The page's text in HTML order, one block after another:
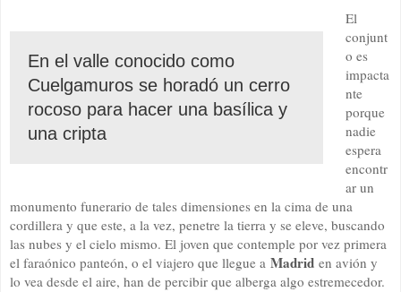
En el valle conocido como
Cuelgamuros se horadó un cerro
rocoso para hacer una basílica y
una cripta
El
conjunt
o es
impacta
nte
porque
nadie
espera
encontr
ar un
monumento funerario de tales dimensiones en la cima de una
cordillera y que este, a la vez, penetre la tierra y se eleve, buscando
las nubes y el cielo mismo. El joven que contemple por vez primera
el faraónico panteón, o el viajero que llegue a Madrid en avión y
lo vea desde el aire, han de percibir que alberga algo estremecedor.